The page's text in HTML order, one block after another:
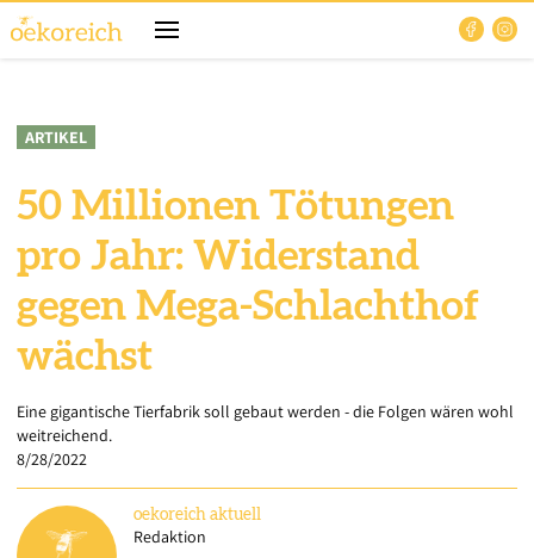
ARTIKEL
50 Millionen Tötungen
pro Jahr: Widerstand
gegen Mega-Schlachthof
wächst
Eine gigantische Tierfabrik soll gebaut werden - die Folgen wären wohl
weitreichend.
8/28/2022
oekoreich aktuell
Redaktion